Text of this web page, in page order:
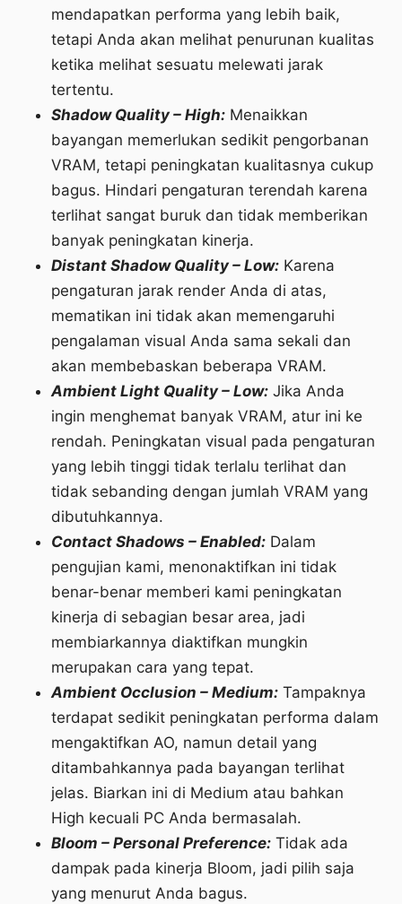
mendapatkan performa yang lebih baik,
tetapi Anda akan melihat penurunan kualitas
ketika melihat sesuatu melewati jarak
tertentu.
Shadow Quality – High: Menaikkan
bayangan memerlukan sedikit pengorbanan
VRAM, tetapi peningkatan kualitasnya cukup
bagus. Hindari pengaturan terendah karena
terlihat sangat buruk dan tidak memberikan
banyak peningkatan kinerja.
Distant Shadow Quality – Low: Karena
pengaturan jarak render Anda di atas,
mematikan ini tidak akan memengaruhi
pengalaman visual Anda sama sekali dan
akan membebaskan beberapa VRAM.
Ambient Light Quality – Low: Jika Anda
ingin menghemat banyak VRAM, atur ini ke
rendah. Peningkatan visual pada pengaturan
yang lebih tinggi tidak terlalu terlihat dan
tidak sebanding dengan jumlah VRAM yang
dibutuhkannya.
Contact Shadows – Enabled: Dalam
pengujian kami, menonaktifkan ini tidak
benar-benar memberi kami peningkatan
kinerja di sebagian besar area, jadi
membiarkannya diaktifkan mungkin
merupakan cara yang tepat.
Ambient Occlusion – Medium: Tampaknya
terdapat sedikit peningkatan performa dalam
mengaktifkan AO, namun detail yang
ditambahkannya pada bayangan terlihat
jelas. Biarkan ini di Medium atau bahkan
High kecuali PC Anda bermasalah.
Bloom – Personal Preference: Tidak ada
dampak pada kinerja Bloom, jadi pilih saja
yang menurut Anda bagus.